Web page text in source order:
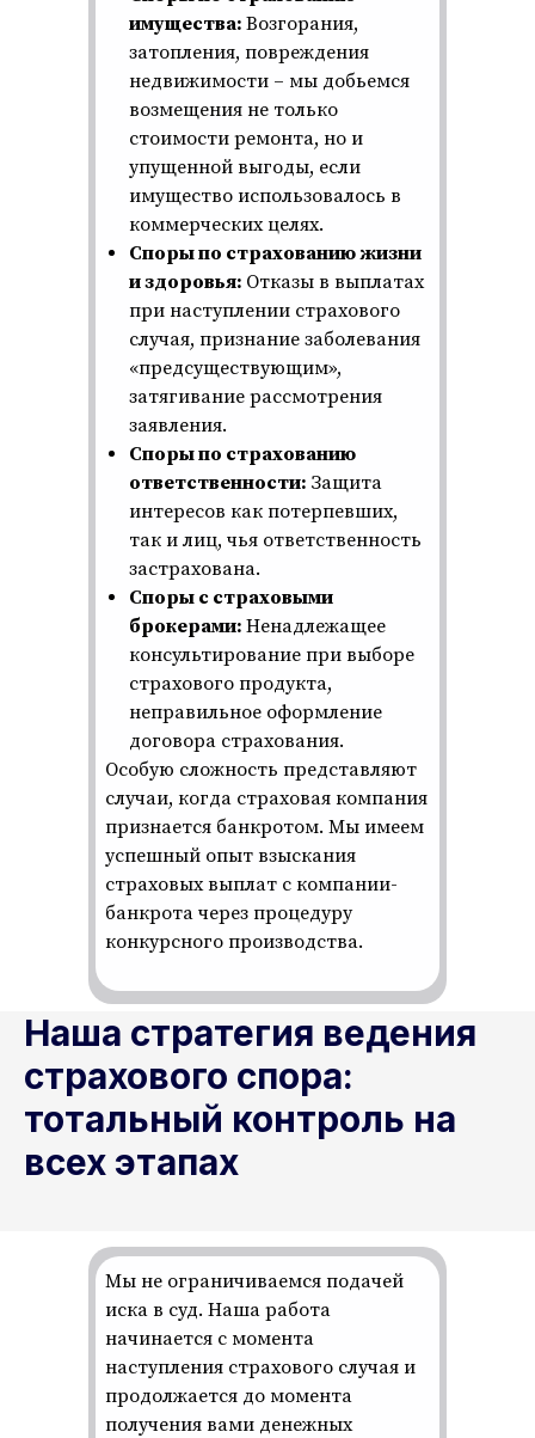
имущества: Возгорания,
затопления, повреждения
недвижимости – мы добьемся
возмещения не только
стоимости ремонта, но и
упущенной выгоды, если
имущество использовалось в
коммерческих целях.
Споры по страхованию жизни
и здоровья: Отказы в выплатах
при наступлении страхового
случая, признание заболевания
«предсуществующим»,
затягивание рассмотрения
заявления.
Споры по страхованию
ответственности: Защита
интересов как потерпевших,
так и лиц, чья ответственность
застрахована.
Споры с страховыми
брокерами: Ненадлежащее
консультирование при выборе
страхового продукта,
неправильное оформление
договора страхования.
Особую сложность представляют
случаи, когда страховая компания
признается банкротом. Мы имеем
успешный опыт взыскания
страховых выплат с компании-
банкрота через процедуру
конкурсного производства.
Наша стратегия ведения
страхового спора:
тотальный контроль на
всех этапах
Мы не ограничиваемся подачей
иска в суд. Наша работа
начинается с момента
наступления страхового случая и
продолжается до момента
получения вами денежных